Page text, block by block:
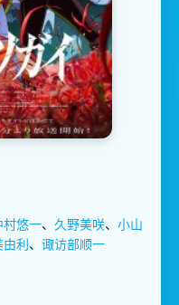
村悠一、 久野美咲、 小山
由利、 诹访部顺一